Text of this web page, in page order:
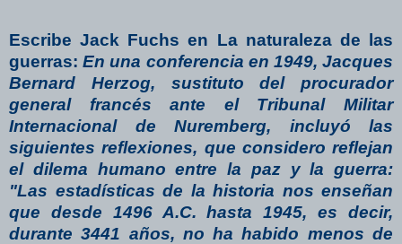
Escribe Jack Fuchs en La naturaleza de las
guerras: En una conferencia en 1949, Jacques
Bernard Herzog, sustituto del procurador
general francés ante el Tribunal Militar
Internacional de Nuremberg, incluyó las
siguientes reflexiones, que considero reflejan
el dilema humano entre la paz y la guerra:
"Las estadísticas de la historia nos enseñan
que desde 1496 A.C. hasta 1945, es decir,
durante 3441 años, no ha habido menos de